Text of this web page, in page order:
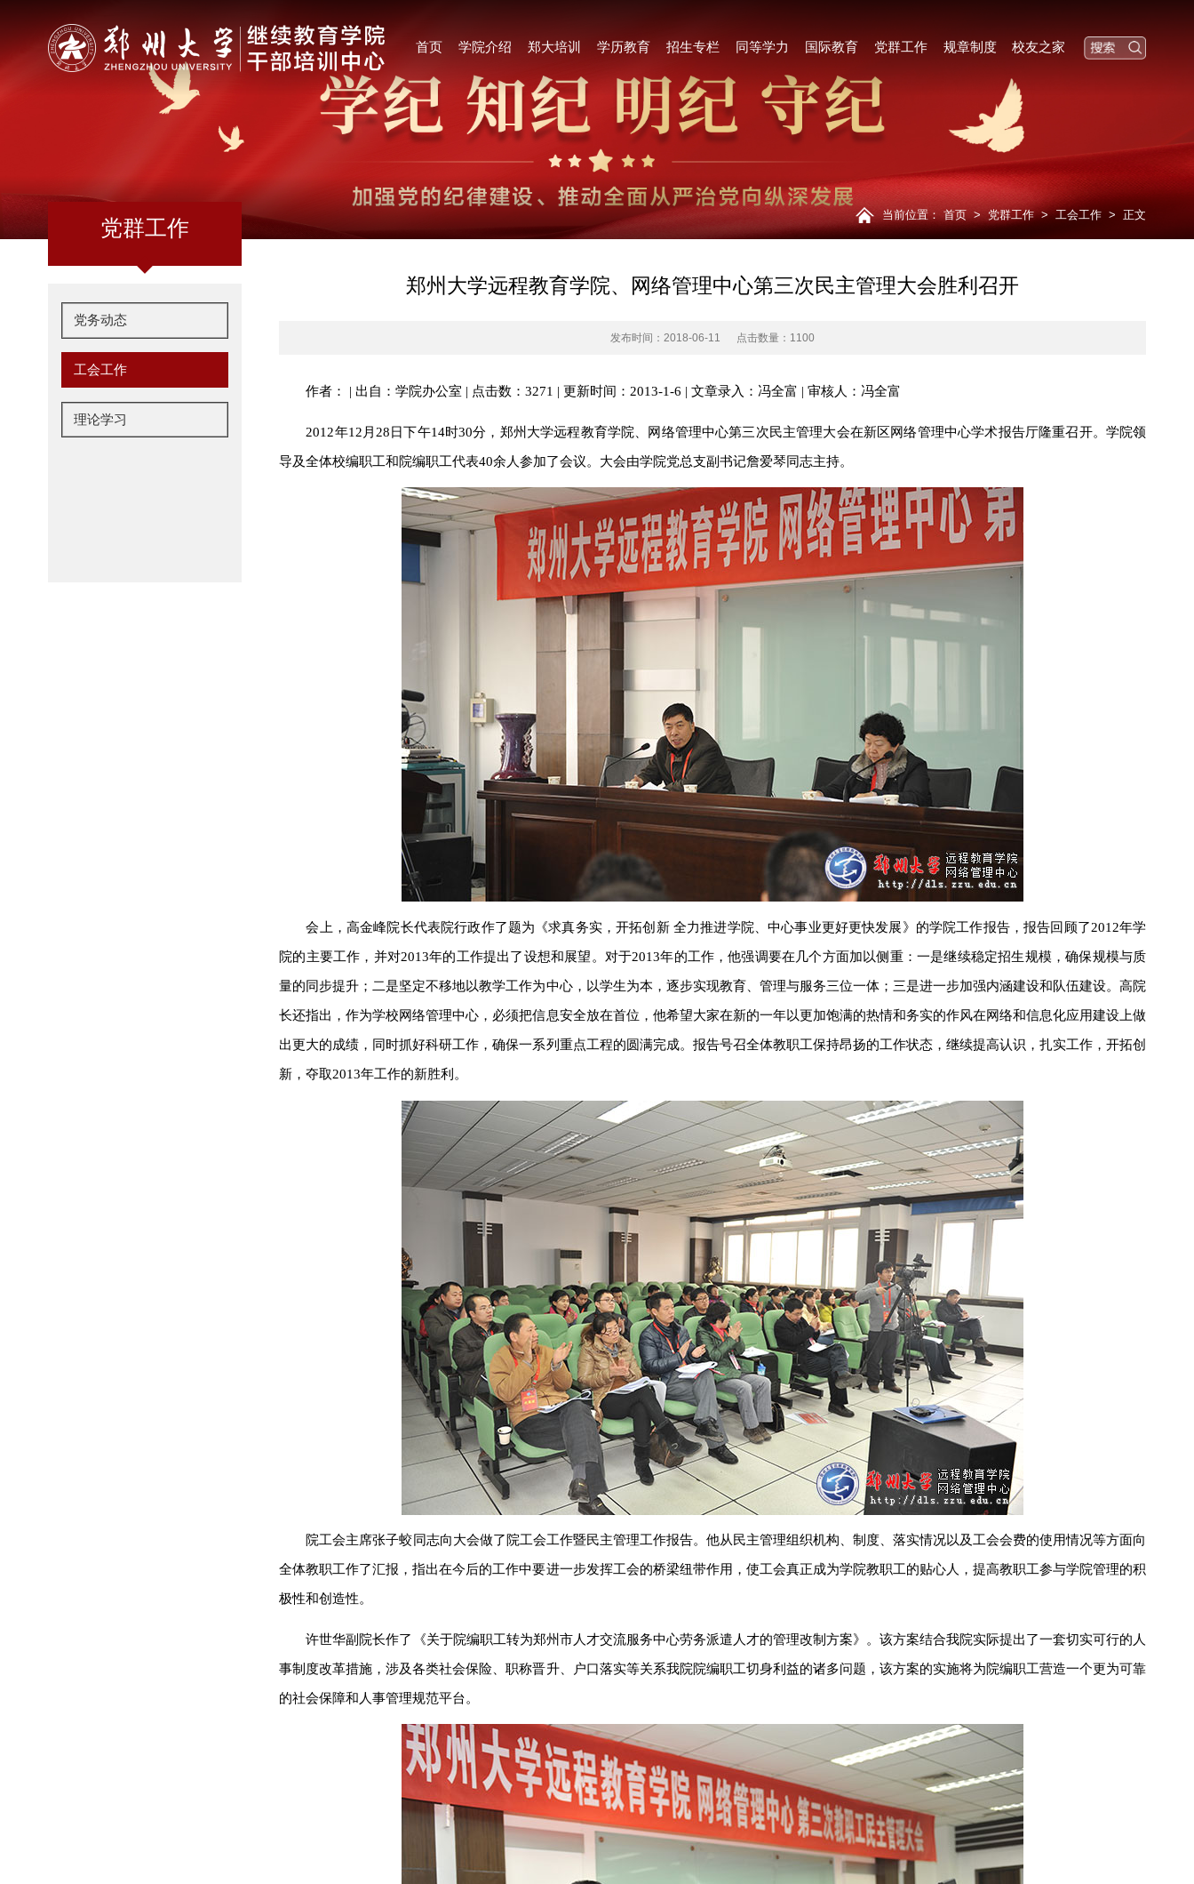
首页 学院介绍 郑大培训 学历教育 招生专栏 同等学力 国际教育 党群工作 规章制度 校友之家
当前位置： 首页>党群工作>工会工作 >正文
党群工作
党务动态
工会工作
理论学习
郑州大学远程教育学院、网络管理中心第三次民主管理大会胜利召开
发布时间：2018-06-11 点击数量： 1100
作者： | 出自：学院办公室 | 点击数：3271 | 更新时间：2013-1-6 | 文章录入：冯全富 | 审核人：冯全富
2012年12月28日下午14时30分，郑州大学远程教育学院、网络管理中心第三次民主管理大会在新区网络管理中心学术报告厅隆重召开。学院领
导及全体校编职工和院编职工代表40余人参加了会议。大会由学院党总支副书记詹爱琴同志主持。
会上，高金峰院长代表院行政作了题为《求真务实，开拓创新 全力推进学院、中心事业更好更快发展》的学院工作报告，报告回顾了2012年学
院的主要工作，并对2013年的工作提出了设想和展望。对于2013年的工作，他强调要在几个方面加以侧重：一是继续稳定招生规模，确保规模与质
量的同步提升；二是坚定不移地以教学工作为中心，以学生为本，逐步实现教育、管理与服务三位一体；三是进一步加强内涵建设和队伍建设。高院
长还指出，作为学校网络管理中心，必须把信息安全放在首位，他希望大家在新的一年以更加饱满的热情和务实的作风在网络和信息化应用建设上做
出更大的成绩，同时抓好科研工作，确保一系列重点工程的圆满完成。报告号召全体教职工保持昂扬的工作状态，继续提高认识，扎实工作，开拓创
新，夺取2013年工作的新胜利。
院工会主席张子蛟同志向大会做了院工会工作暨民主管理工作报告。他从民主管理组织机构、制度、落实情况以及工会会费的使用情况等方面向
全体教职工作了汇报，指出在今后的工作中要进一步发挥工会的桥梁纽带作用，使工会真正成为学院教职工的贴心人，提高教职工参与学院管理的积
极性和创造性。
许世华副院长作了《关于院编职工转为郑州市人才交流服务中心劳务派遣人才的管理改制方案》。该方案结合我院实际提出了一套切实可行的人
事制度改革措施，涉及各类社会保险、职称晋升、户口落实等关系我院院编职工切身利益的诸多问题，该方案的实施将为院编职工营造一个更为可靠
的社会保障和人事管理规范平台。